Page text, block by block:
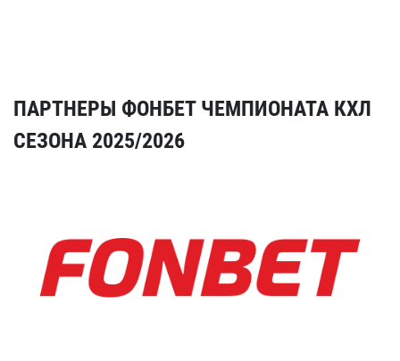
ПАРТНЕРЫ ФОНБЕТ ЧЕМПИОНАТА КХЛ
СЕЗОНА 2025/2026